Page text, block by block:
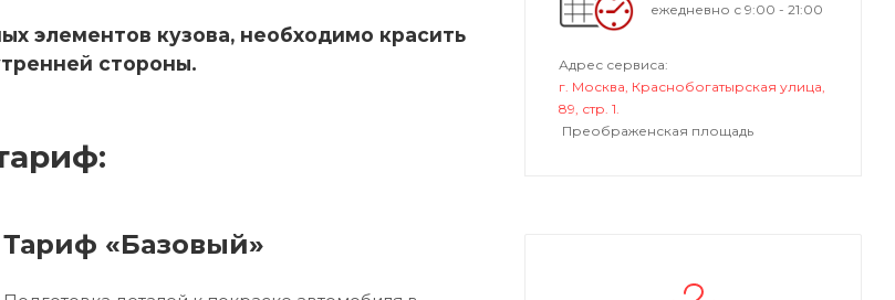
элементов кузова, необходимо красить
стороны.
Тариф «Базовый»
ежедневно с 9:00 - 21:00
Адрес сервиса:
г. Москва, Краснобогатырская улица,
89, стр. 1.
Преображенская площадь